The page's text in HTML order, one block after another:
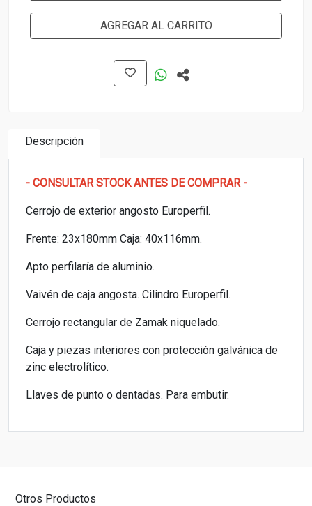
AGREGAR AL CARRITO
Descripción
- CONSULTAR STOCK ANTES DE COMPRAR -
Cerrojo de exterior angosto Europerfil.
Frente: 23x180mm Caja: 40x116mm.
Apto perfilaría de aluminio.
Vaivén de caja angosta. Cilindro Europerfil.
Cerrojo rectangular de Zamak niquelado.
Caja y piezas interiores con protección galvánica de
zinc electrolítico.
Llaves de punto o dentadas. Para embutir.
Otros Productos